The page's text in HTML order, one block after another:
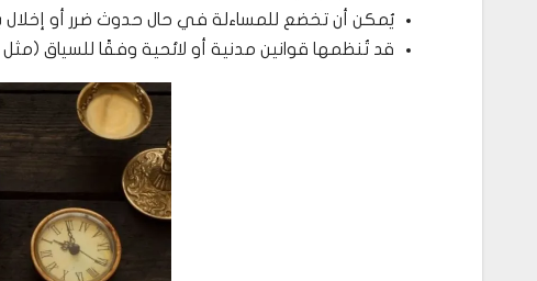
يُمكن أن تخضع للمساءلة في حال حدوث ضرر أو إخلال
قد تُنظمها قوانين مدنية أو لائحية وفقًا للسياق (مثل